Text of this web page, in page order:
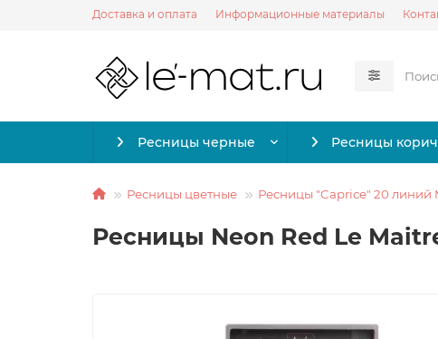
Доставка и оплата Информационные материалы
Ресницы черные Ресницы
Ресницы цветные Ресницы "Caprice" 20 линий
Ресницы Neon Red Le